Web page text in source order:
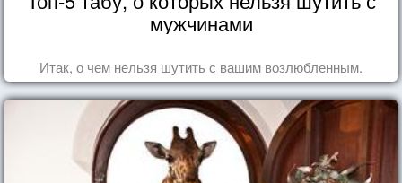
мужчинами
Итак, о чем нельзя шутить с вашим возлюбленным.